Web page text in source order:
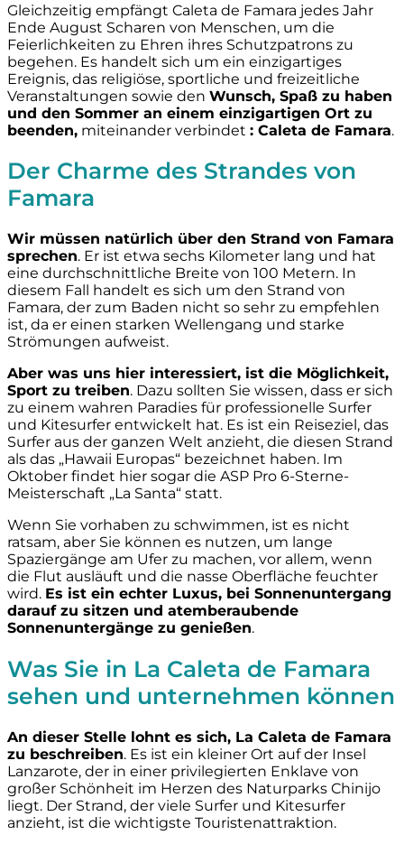
Gleichzeitig empfängt Caleta de Famara jedes Jahr
Ende August Scharen von Menschen, um die
Feierlichkeiten zu Ehren ihres Schutzpatrons zu
begehen. Es handelt sich um ein einzigartiges
Ereignis, das religiöse, sportliche und freizeitliche
Veranstaltungen sowie den Wunsch, Spaß zu haben
und den Sommer an einem einzigartigen Ort zu
beenden, miteinander verbindet : Caleta de Famara.
Der Charme des Strandes von
Famara
Wir müssen natürlich über den Strand von Famara
sprechen. Er ist etwa sechs Kilometer lang und hat
eine durchschnittliche Breite von 100 Metern. In
diesem Fall handelt es sich um den Strand von
Famara, der zum Baden nicht so sehr zu empfehlen
ist, da er einen starken Wellengang und starke
Strömungen aufweist.
Aber was uns hier interessiert, ist die Möglichkeit,
Sport zu treiben. Dazu sollten Sie wissen, dass er sich
zu einem wahren Paradies für professionelle Surfer
und Kitesurfer entwickelt hat. Es ist ein Reiseziel, das
Surfer aus der ganzen Welt anzieht, die diesen Strand
als das „Hawaii Europas“ bezeichnet haben. Im
Oktober findet hier sogar die ASP Pro 6-Sterne-
Meisterschaft „La Santa“ statt.
Wenn Sie vorhaben zu schwimmen, ist es nicht
ratsam, aber Sie können es nutzen, um lange
Spaziergänge am Ufer zu machen, vor allem, wenn
die Flut ausläuft und die nasse Oberfläche feuchter
wird. Es ist ein echter Luxus, bei Sonnenuntergang
darauf zu sitzen und atemberaubende
Sonnenuntergänge zu genießen.
Was Sie in La Caleta de Famara
sehen und unternehmen können
An dieser Stelle lohnt es sich, La Caleta de Famara
zu beschreiben. Es ist ein kleiner Ort auf der Insel
Lanzarote, der in einer privilegierten Enklave von
großer Schönheit im Herzen des Naturparks Chinijo
liegt. Der Strand, der viele Surfer und Kitesurfer
anzieht, ist die wichtigste Touristenattraktion.